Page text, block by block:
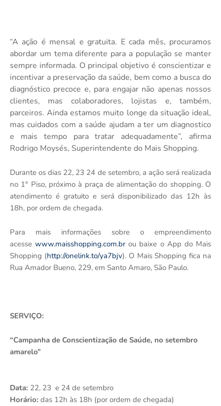
“A ação é mensal e gratuita. E cada mês, procuramos
abordar um tema diferente para a população se manter
sempre informada. O principal objetivo é conscientizar e
incentivar a preservação da saúde, bem como a busca do
diagnóstico precoce e, para engajar não apenas nossos
clientes, mas colaboradores, lojistas e, também,
parceiros. Ainda estamos muito longe da situação ideal,
mas cuidados com a saúde ajudam a ter um diagnostico
e mais tempo para tratar adequadamente”, afirma
Rodrigo Moysés, Superintendente do Mais Shopping.
Durante os dias 22, 23 24 de setembro, a ação será realizada
no 1° Piso, próximo à praça de alimentação do shopping. O
atendimento é gratuito e será disponibilizado das 12h às
18h, por ordem de chegada.
Para mais informações sobre o empreendimento
acessewww.maisshopping.com.brou baixe o App do Mais
Shopping (http://onelink.to/ya7bjv). O Mais Shopping fica na
Rua Amador Bueno, 229, em Santo Amaro, São Paulo.
SERVIÇO:
“Campanha de Conscientização de Saúde, no setembro
amarelo”
Data: 22, 23 e 24 de setembro
Horário: das 12h às 18h (por ordem de chegada)